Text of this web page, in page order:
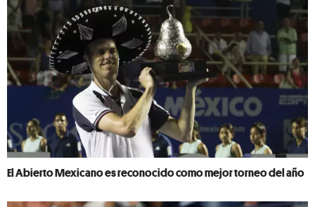
El Abierto Mexicano es reconocido como mejor torneo del año